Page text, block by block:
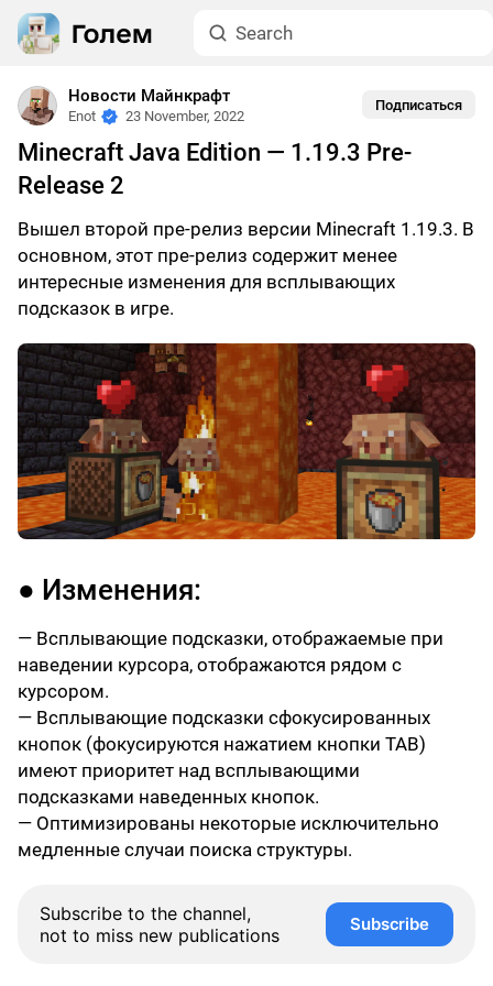
Новости Майнкрафт
Enot 23 November, 2022
Подписаться
Minecraft Java Edition — 1.19.3 Pre-
Release 2
Вышел второй пре-релиз версии Minecraft 1.19.3. В
основном, этот пре-релиз содержит менее
интересные изменения для всплывающих
подсказок в игре.
● Изменения:
— Всплывающие подсказки, отображаемые при
наведении курсора, отображаются рядом с
курсором.
— Всплывающие подсказки сфокусированных
кнопок (фокусируются нажатием кнопки TAB)
имеют приоритет над всплывающими
подсказками наведенных кнопок.
— Оптимизированы некоторые исключительно
медленные случаи поиска структуры.
Subscribe to the channel,
not to miss new publications
Subscribe